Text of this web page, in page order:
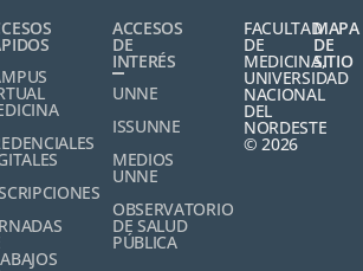
ACCESOS
DE
INTERÉS
UNNE
ISSUNNE
MEDIOS
UNNE
OBSERVATORIO
DE SALUD
PÚBLICA
FACULTAD
DE
MEDICINA,
UNIVERSIDAD
NACIONAL
DEL
NORDESTE
© 2026
MAPA
DE
SITIO